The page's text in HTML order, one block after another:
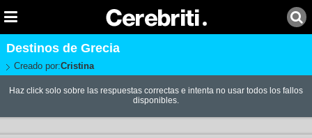
Destinos de Grecia
Creado por:Cristina
Haz click solo sobre las respuestas correctas e intenta no usar todos los fallos
disponibles.